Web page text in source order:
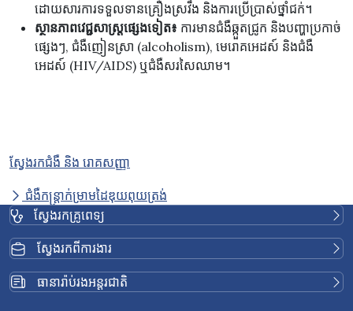
ដោយសារការទទួលទានគ្រឿងស្រវឹង និងការប្រើប្រាស់ថ្នាំជក់។
ស្ថានភាពវេជ្ជសាស្ត្រផ្សេងទៀត៖ ការមានជំងឺឆ្កួតជ្រូក និងបញ្ហាប្រកាច់
ផ្សេងៗ, ជំងឺញៀនស្រា (alcoholism), មេរោគអេដស៍ និងជំងឺ
អេដស៍ (HIV/AIDS) ឬជំងឺសរសៃឈាម។
ស្វែងរកជំងឺ និង រោគសញ្ញា
ជំងឺកន្ត្រាក់ម្រាមដៃឌុយពុយត្រង់
ស្វែងរកគ្រូពេទ្យ
ស្វែងរកពីការងារ
ធានារ៉ាប់រងអន្តរជាតិ